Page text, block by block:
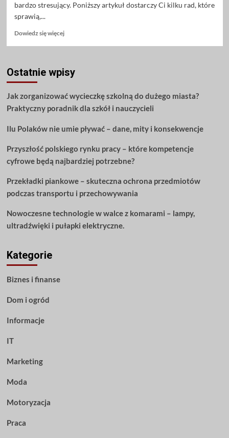
bardzo stresujący. Poniższy artykuł dostarczy Ci kilku rad, które
sprawią,...
Dowiedz się więcejDowiedz
Wskazówki
dotyczące
planowania
dnia
Ostatnie wpisy
Jak zorganizować wycieczkę szkolną do dużego miasta?
Praktyczny poradnik dla szkół i nauczycieli
Ilu Polaków nie umie pływać – dane, mity i konsekwencje
Przyszłość polskiego rynku pracy – które kompetencje
cyfrowe będą najbardziej potrzebne?
Przekładki piankowe – skuteczna ochrona przedmiotów
podczas transportu i przechowywania
Nowoczesne technologie w walce z komarami – lampy,
ultradźwięki i pułapki elektryczne.
Kategorie
Biznes i finanse
Dom i ogród
Informacje
IT
Marketing
Moda
Motoryzacja
Praca